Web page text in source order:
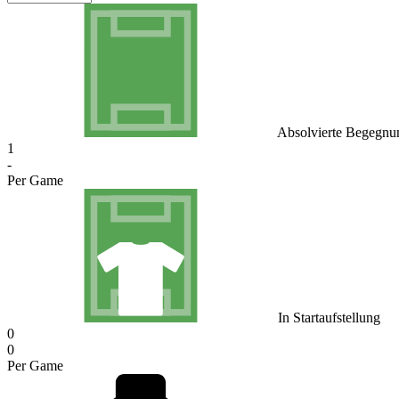
Absolvierte
1
-
Per Game
In Startaufstellung
0
0
Per Game